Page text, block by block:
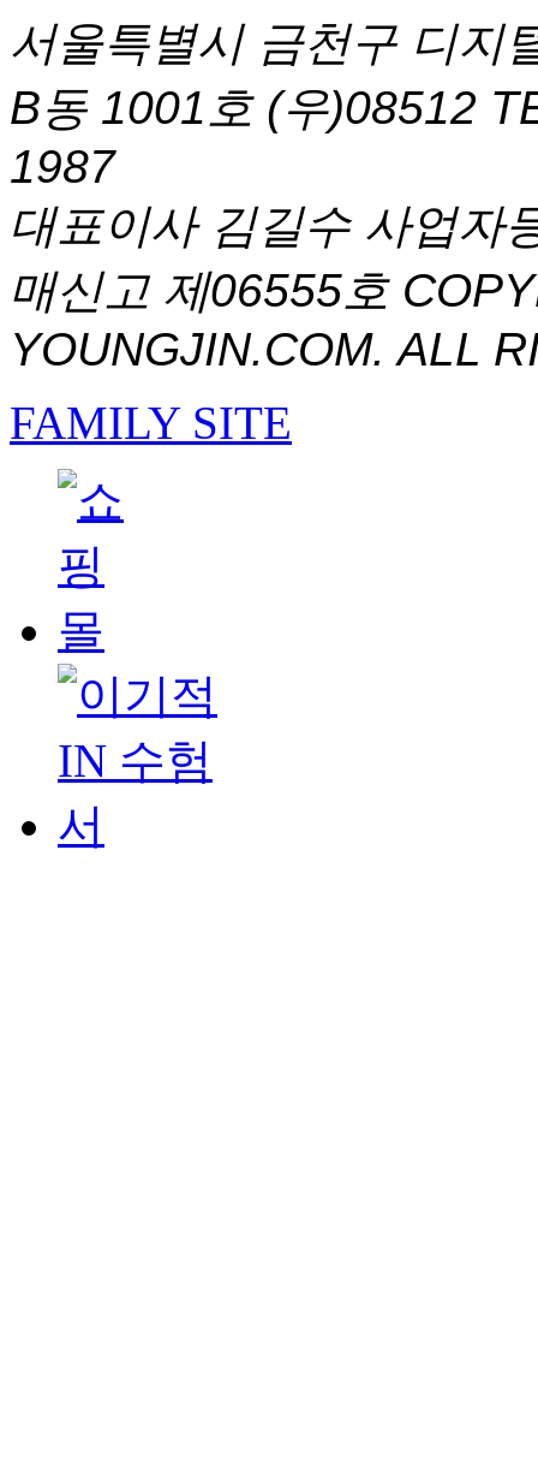
서울특별시 금천구 디지
B동 1001호 (우)08512
1987
대표이사 김길수 사업자
매신고 제06555호
YOUNGJIN.COM. ALL
FAMILY SITE